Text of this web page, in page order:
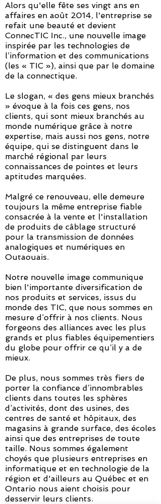
Alors qu'elle fête ses vingt ans en
affaires en août 2014, l'entreprise se
refait une beauté et devient
ConnecTIC Inc., une nouvelle image
inspirée par les technologies de
l’information et des communications
(les « TIC »), ainsi que par le domaine
de la connectique.
Le slogan, « des gens mieux branchés
» évoque à la fois ces gens, nos
clients, qui sont mieux branchés au
monde numérique grâce à notre
expertise, mais aussi nos gens, notre
équipe, qui se distinguent dans le
marché régional par leurs
connaissances de pointes et leurs
aptitudes marquées.
Malgré ce renouveau, elle demeure
toujours la même entreprise fiable
consacrée à la vente et l'installation
de produits de câblage structuré
pour la transmission de données
analogiques et numériques en
Outaouais.
Notre nouvelle image communique
bien l'importante diversification de
nos produits et services, issus du
monde des TIC, que nous sommes en
mesure d’offrir à nos clients. Nous
forgeons des alliances avec les plus
grands et plus fiables équipementiers
du globe pour offrir ce qu’il y a de
mieux.
De plus, nous sommes très fiers de
porter la confiance d’innombrables
clients dans toutes les sphères
d’activités, dont des usines, des
centres de santé et hôpitaux, des
magasins à grande surface, des écoles
ainsi que des entreprises de toute
taille. Nous sommes également
choyés que plusieurs entreprises en
informatique et en technologie de la
région et d'ailleurs au Québec et en
Ontario nous aient choisis pour
desservir leurs clients.